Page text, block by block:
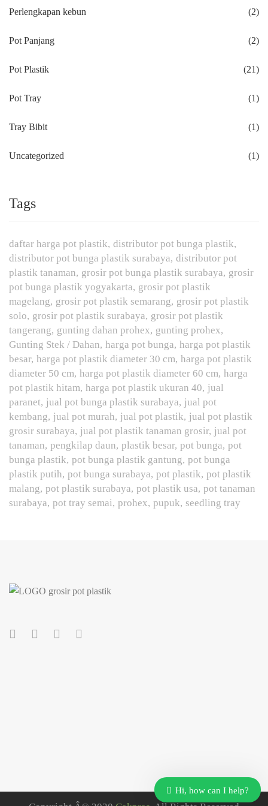
Perlengkapan kebun (2)
Pot Panjang (2)
Pot Plastik (21)
Pot Tray (1)
Tray Bibit (1)
Uncategorized (1)
Tags
daftar harga pot plastik distributor pot bunga plastik
distributor pot bunga plastik surabaya distributor pot
plastik tanaman grosir pot bunga plastik surabaya grosir
pot bunga plastik yogyakarta grosir pot plastik
magelang grosir pot plastik semarang grosir pot plastik
solo grosir pot plastik surabaya grosir pot plastik
tangerang gunting dahan prohex gunting prohex
Gunting Stek / Dahan harga pot bunga harga pot plastik
besar harga pot plastik diameter 30 cm harga pot plastik
diameter 50 cm harga pot plastik diameter 60 cm harga
pot plastik hitam harga pot plastik ukuran 40 jual
paranet jual pot bunga plastik surabaya jual pot
kembang jual pot murah jual pot plastik jual pot plastik
grosir surabaya jual pot plastik tanaman grosir jual pot
tanaman pengkilap daun plastik besar pot bunga pot
bunga plastik pot bunga plastik gantung pot bunga
plastik putih pot bunga surabaya pot plastik pot plastik
malang pot plastik surabaya pot plastik usa pot tanaman
surabaya pot tray semai prohex pupuk seedling tray
Hi, how can I help?